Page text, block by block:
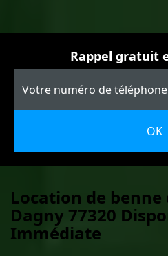
Rappel gratuit
Location de
Dagny 77320
Immédiate